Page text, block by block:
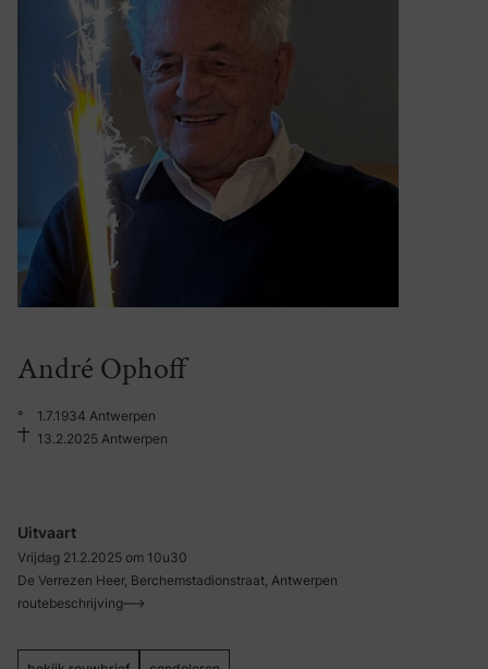
André Ophoff
°
1.7.1934 Antwerpen
13.2.2025 Antwerpen
Uitvaart
Vrijdag 21.2.2025 om 10u30
De Verrezen Heer, Berchemstadionstraat, Antwerpen
routebeschrijving